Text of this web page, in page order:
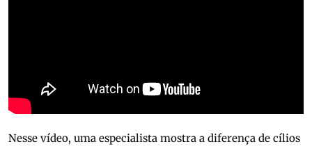
Nesse vídeo, uma especialista mostra a diferença de cílios